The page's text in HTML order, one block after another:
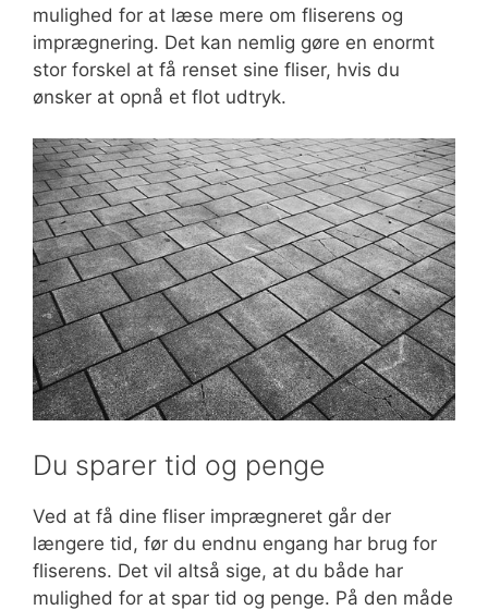
mulighed for at læse mere om fliserens og
imprægnering. Det kan nemlig gøre en enormt
stor forskel at få renset sine fliser, hvis du
ønsker at opnå et flot udtryk.
Du sparer tid og penge
Ved at få dine fliser imprægneret går der
længere tid, før du endnu engang har brug for
fliserens. Det vil altså sige, at du både har
mulighed for at spar tid og penge. På den måde